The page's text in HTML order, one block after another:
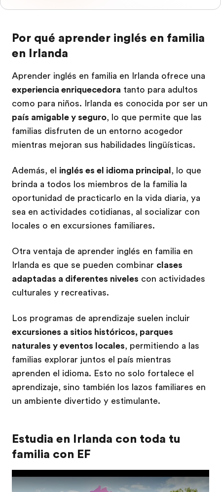
Por qué aprender inglés en familia
en Irlanda
Aprender inglés en familia en Irlanda ofrece una
experiencia enriquecedora tanto para adultos
como para niños. Irlanda es conocida por ser un
país amigable y seguro, lo que permite que las
familias disfruten de un entorno acogedor
mientras mejoran sus habilidades lingüísticas.
Además, el inglés es el idioma principal , lo que
brinda a todos los miembros de la familia la
oportunidad de practicarlo en la vida diaria, ya
sea en actividades cotidianas, al socializar con
locales o en excursiones familiares.
Otra ventaja de aprender inglés en familia en
Irlanda es que se pueden combinar clases
adaptadas a diferentes niveles con actividades
culturales y recreativas.
Los programas de aprendizaje suelen incluir
excursiones a sitios históricos, parques
naturales y eventos locales, permitiendo a las
familias explorar juntos el país mientras
aprenden el idioma. Esto no solo fortalece el
aprendizaje, sino también los lazos familiares en
un ambiente divertido y estimulante.
Estudia en Irlanda con toda tu
familia con EF